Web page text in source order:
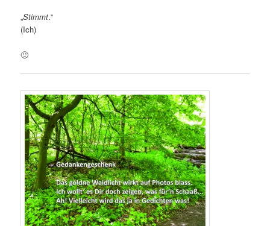
„Stimmt.“
(Ich)
🙂